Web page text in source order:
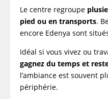
Le centre regroupe
pied ou en transports.
encore Edenya sont
Idéal si vous vivez ou
gagnez du temps et
l’ambiance est souvent
périphérie.